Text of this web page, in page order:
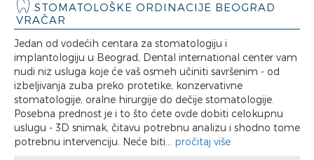
STOMATOLOŠKE ORDINACIJE BEOGRAD
VRAČAR
Jedan od vodećih centara za stomatologiju i
implantologiju u Beograd, Dental international center vam
nudi niz usluga koje će vaš osmeh učiniti savršenim - od
izbeljivanja zuba preko protetike, konzervativne
stomatologije, oralne hirurgije do dečije stomatologije.
Posebna prednost je i to što ćete ovde dobiti celokupnu
uslugu - 3D snimak, čitavu potrebnu analizu i shodno tome
potrebnu intervenciju. Neće biti... pročitaj više